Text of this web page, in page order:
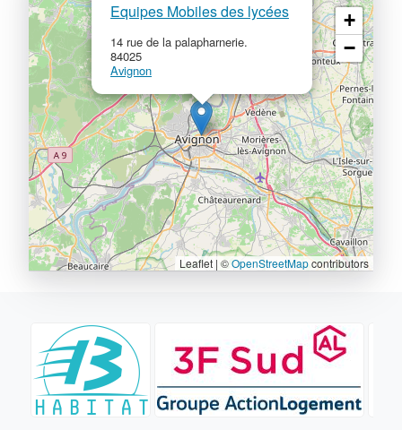
Equipes Mobiles des lycées
14 rue de la palapharnerie.
84025
Avignon
+
−
Leaflet | ©OpenStreetMapcontributors